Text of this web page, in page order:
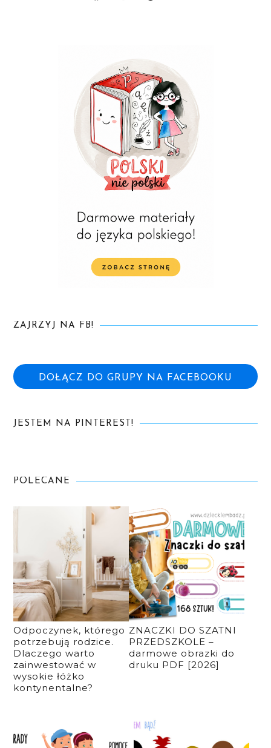
ZAJRZYJ NA FB!
DOŁĄCZ DO GRUPY NA FACEBOOKU
JESTEM NA PINTEREST!
POLECANE
Odpoczynek, którego
potrzebują rodzice.
Dlaczego warto
zainwestować w
wysokie łóżko
kontynentalne?
ZNACZKI DO SZATNI
PRZEDSZKOLE –
darmowe obrazki do
druku PDF [2026]